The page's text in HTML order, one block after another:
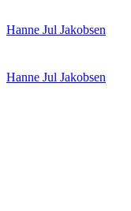
til
Hanne Jul Jakobsen
Hanne Jul Jakobsen